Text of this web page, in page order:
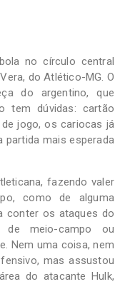
no círculo central
do Atlético-MG. O
do argentino, que
tem dúvidas: cartão
jogo, os cariocas já
mais esperada
fazendo valer
como de alguma
conter os ataques do
de meio-campo ou
Nem uma coisa, nem
mas assustou
do atacante Hulk,